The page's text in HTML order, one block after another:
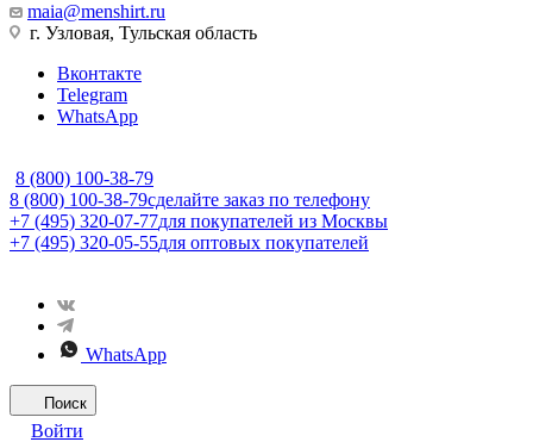
maia@menshirt.ru
г. Узловая, Тульская область
Вконтакте
Telegram
WhatsApp
8 (800) 100-38-79
8 (800) 100-38-79сделайте заказ по телефону
+7 (495) 320-07-77для покупателей из Москвы
+7 (495) 320-05-55для оптовых покупателей
WhatsApp
Поиск
Войти